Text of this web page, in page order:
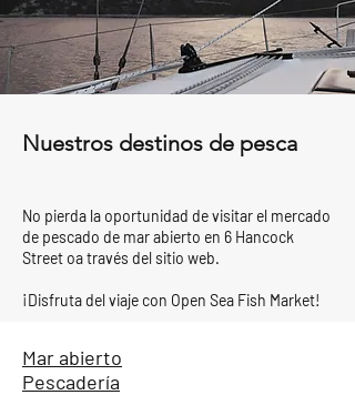
Nuestros destinos de pesca
No pierda la oportunidad de visitar el mercado
de pescado de mar abierto en 6 Hancock
Street oa través del sitio web.
¡Disfruta del viaje con Open Sea Fish Market!
Mar abierto
Pescadería